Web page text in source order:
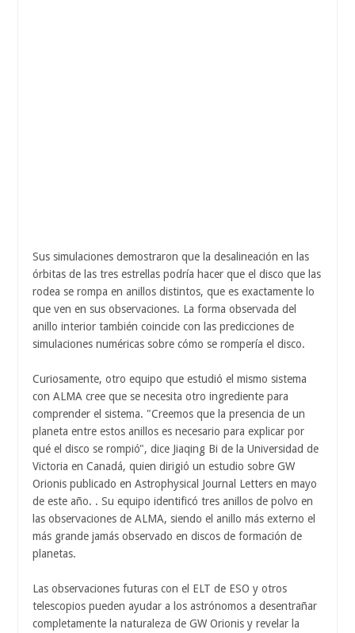
Sus simulaciones demostraron que la desalineación en las
órbitas de las tres estrellas podría hacer que el disco que las
rodea se rompa en anillos distintos, que es exactamente lo
que ven en sus observaciones. La forma observada del
anillo interior también coincide con las predicciones de
simulaciones numéricas sobre cómo se rompería el disco.
Curiosamente, otro equipo que estudió el mismo sistema
con ALMA cree que se necesita otro ingrediente para
comprender el sistema. "Creemos que la presencia de un
planeta entre estos anillos es necesario para explicar por
qué el disco se rompió", dice Jiaqing Bi de la Universidad de
Victoria en Canadá, quien dirigió un estudio sobre GW
Orionis publicado en Astrophysical Journal Letters en mayo
de este año. . Su equipo identificó tres anillos de polvo en
las observaciones de ALMA, siendo el anillo más externo el
más grande jamás observado en discos de formación de
planetas.
Las observaciones futuras con el ELT de ESO y otros
telescopios pueden ayudar a los astrónomos a desentrañar
completamente la naturaleza de GW Orionis y revelar la